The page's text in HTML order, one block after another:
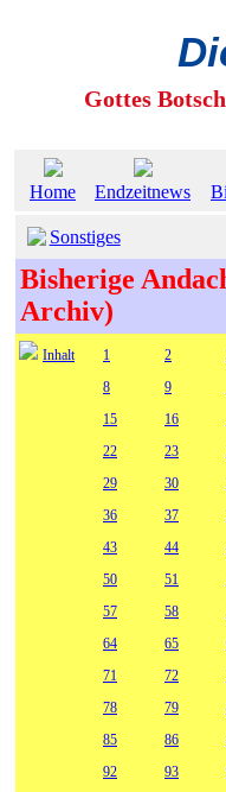
Gottes
Home Endzeitnews
Sonstiges
Bisherige
Archiv)
Inhalt 1 2
8
9
15
16
22
23
29
30
36
37
43
44
50
51
57
58
64
65
71
72
78
79
85
86
92
93